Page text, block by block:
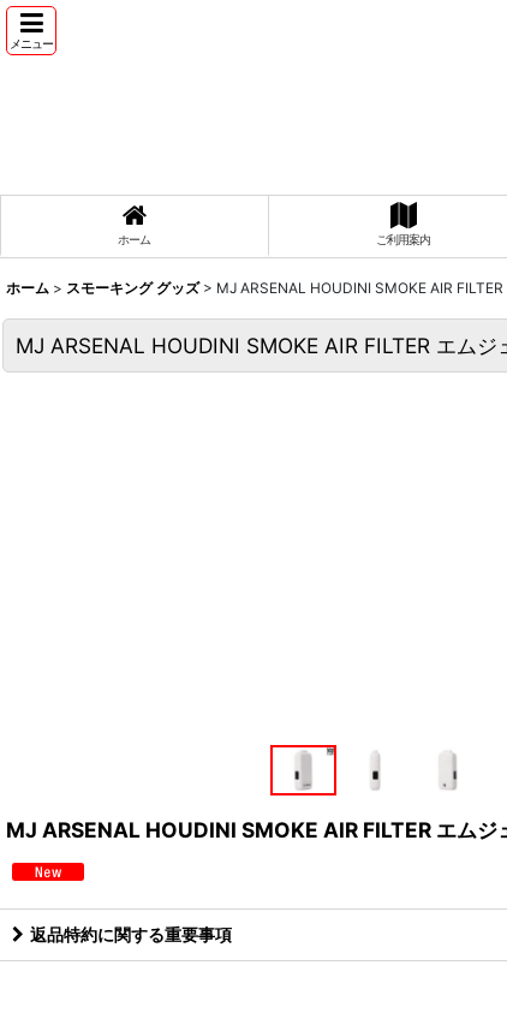
メニュー
ホーム ご利用案内
ホーム > スモーキング グッズ > MJ ARSENAL HOUDINI SMOKE AIR
MJ ARSENAL HOUDINI SMOKE AIR FILTER エム
MJ ARSENAL HOUDINI SMOKE AIR FILTER エム
返品特約に関する重要事項